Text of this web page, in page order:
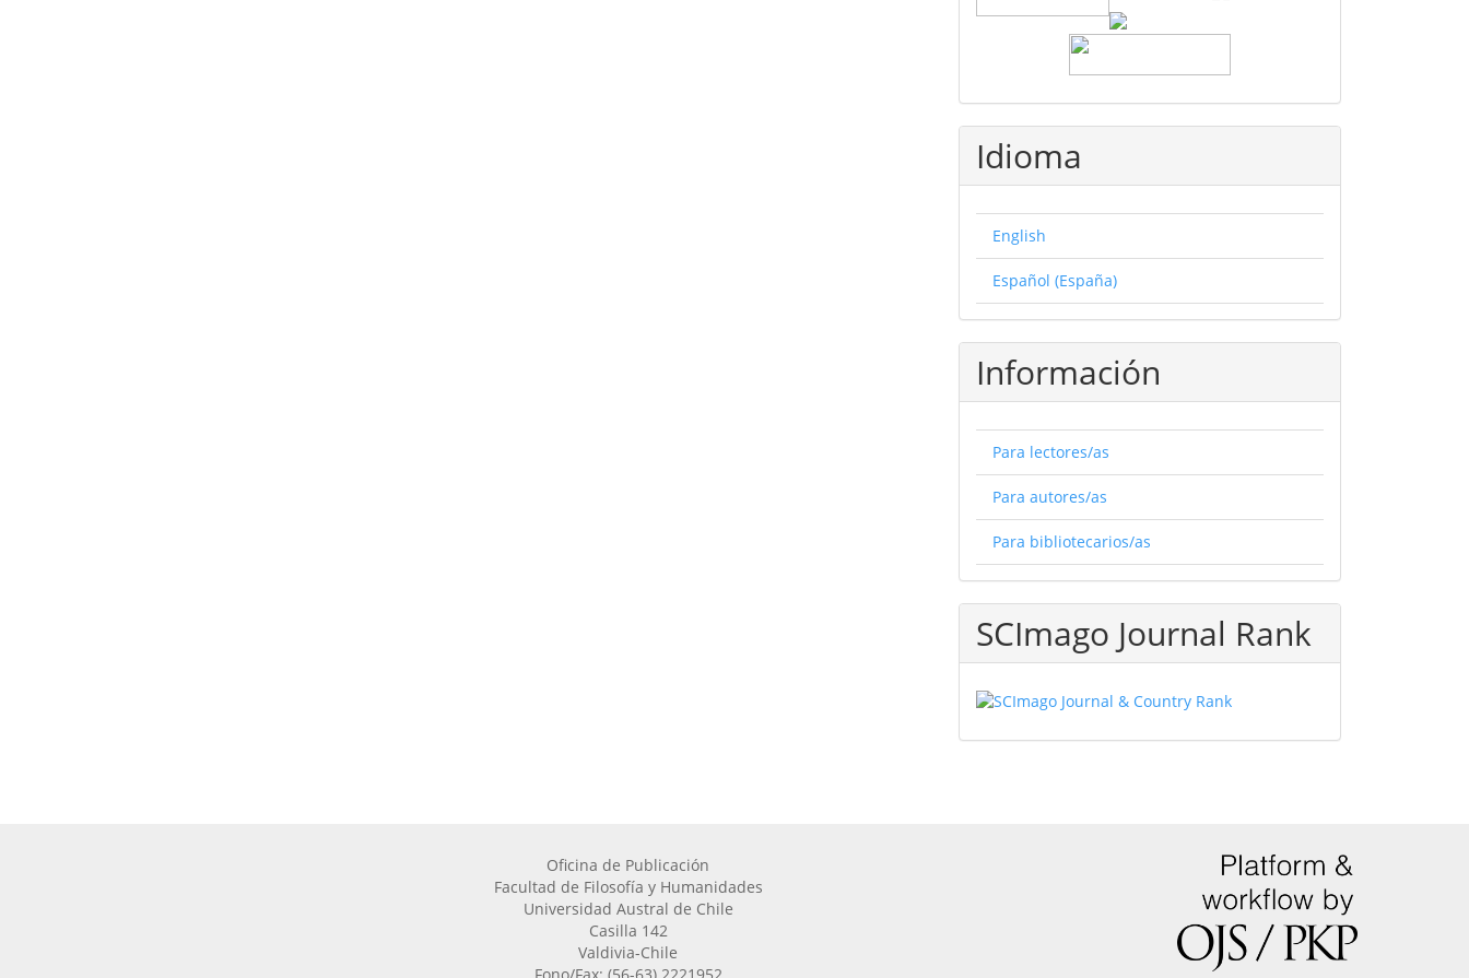
Idioma
English
Español (España)
Información
Para lectores/as
Para autores/as
Para bibliotecarios/as
SCImago Journal Rank
Oficina de Publicación
Facultad de Filosofía y Humanidades
Universidad Austral de Chile
Casilla 142
Valdivia-Chile